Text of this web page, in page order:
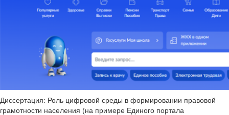
Диссертация: Роль цифровой среды в формировании правовой
грамотности населения (на примере Единого портала